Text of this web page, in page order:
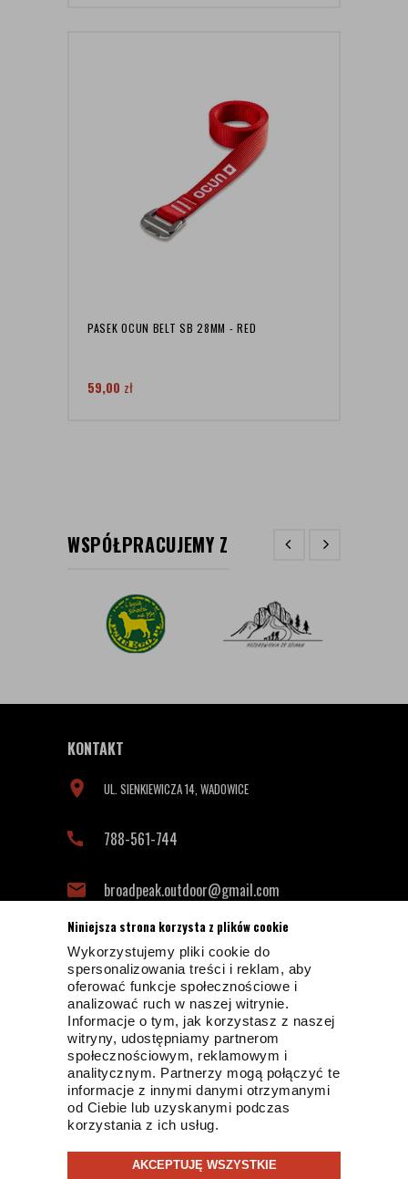
Niniejsza strona korzysta z plików cookie
Wykorzystujemy pliki cookie do
spersonalizowania treści i reklam, aby
oferować funkcje społecznościowe i
analizować ruch w naszej witrynie.
Informacje o tym, jak korzystasz z naszej
witryny, udostępniamy partnerom
społecznościowym, reklamowym i
analitycznym. Partnerzy mogą połączyć te
informacje z innymi danymi otrzymanymi
od Ciebie lub uzyskanymi podczas
korzystania z ich usług.
AKCEPTUJĘ WSZYSTKIE
PASEK OCUN BELT SB 28MM - RED
59,00 zł
WSPÓŁPRACUJEMY Z
KONTAKT
UL. SIENKIEWICZA 14, WADOWICE
788-561-744
broadpeak.outdoor@gmail.com
INFORMACJE KONTAKTOWE
© 2019 BROADPEAK OUTDOOR
PROJEKT I OPROGRAMOWANIE SKLEPU: